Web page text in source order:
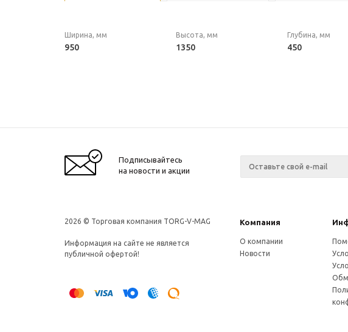
Ширина, мм
950
Высота, мм
1350
Глубина, мм
450
Подписывайтесь
на новости и акции
2026 © Торговая компания TORG-V-MAG
Информация на сайте не является
публичной офертой!
Компания
О компании
Новости